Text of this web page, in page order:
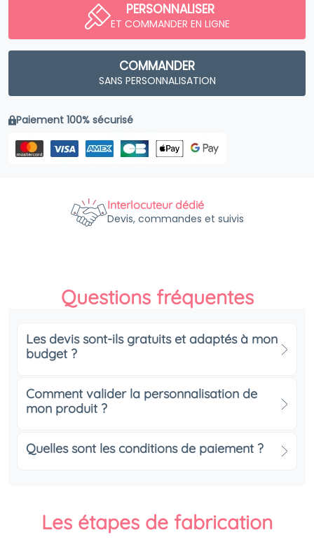
PERSONNALISER
ET COMMANDER EN LIGNE
COMMANDER
SANS PERSONNALISATION
Paiement 100% sécurisé
Interlocuteur dédié
Devis, commandes et suivis
Questions fréquentes
Les devis sont-ils gratuits et adaptés à mon
budget ?
Comment valider la personnalisation de
mon produit ?
Quelles sont les conditions de paiement ?
Les étapes de fabrication